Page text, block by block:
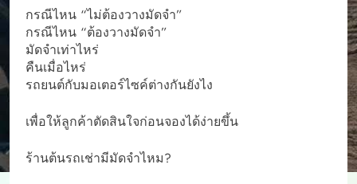
กรณีไหน “ไม่ต้องวางมัดจำ”
กรณีไหน “ต้องวางมัดจำ”
มัดจำเท่าไหร่
คืนเมื่อไหร่
รถยนต์กับมอเตอร์ไซค์ต่างกันยังไง
เพื่อให้ลูกค้าตัดสินใจก่อนจองได้ง่ายขึ้น
ร้านต้นรถเช่ามีมัดจำไหม?